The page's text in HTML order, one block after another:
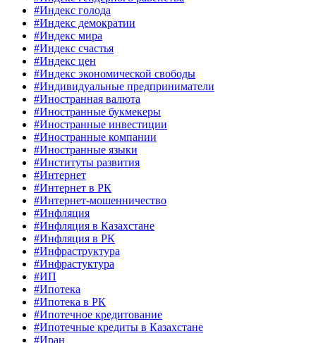
#Индекс голода
#Индекс демократии
#Индекс мира
#Индекс счастья
#Индекс цен
#Индекс экономической свободы
#Индивидуальные предприниматели
#Иностранная валюта
#Иностранные букмекеры
#Иностранные инвестиции
#Иностранные компании
#Иностранные языки
#Институты развития
#Интернет
#Интернет в РК
#Интернет-мошенничество
#Инфляция
#Инфляция в Казахстане
#Инфляция в РК
#Инфраструктура
#Инфрастуктура
#ИП
#Ипотека
#Ипотека в РК
#Ипотечное кредитование
#Ипотечные кредиты в Казахстане
#Иран